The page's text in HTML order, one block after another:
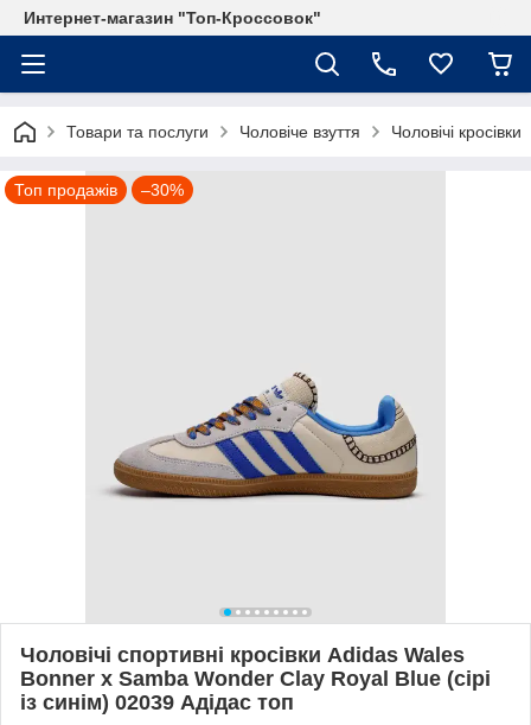
Интернет-магазин "Топ-Кроссовок"
Товари та послуги Чоловіче взуття Чоловічі кросівки
Топ продажів –30%
Чоловічі спортивні кросівки Adidas Wales
Bonner x Samba Wonder Clay Royal Blue (сірі
із синім) 02039 Адідас топ